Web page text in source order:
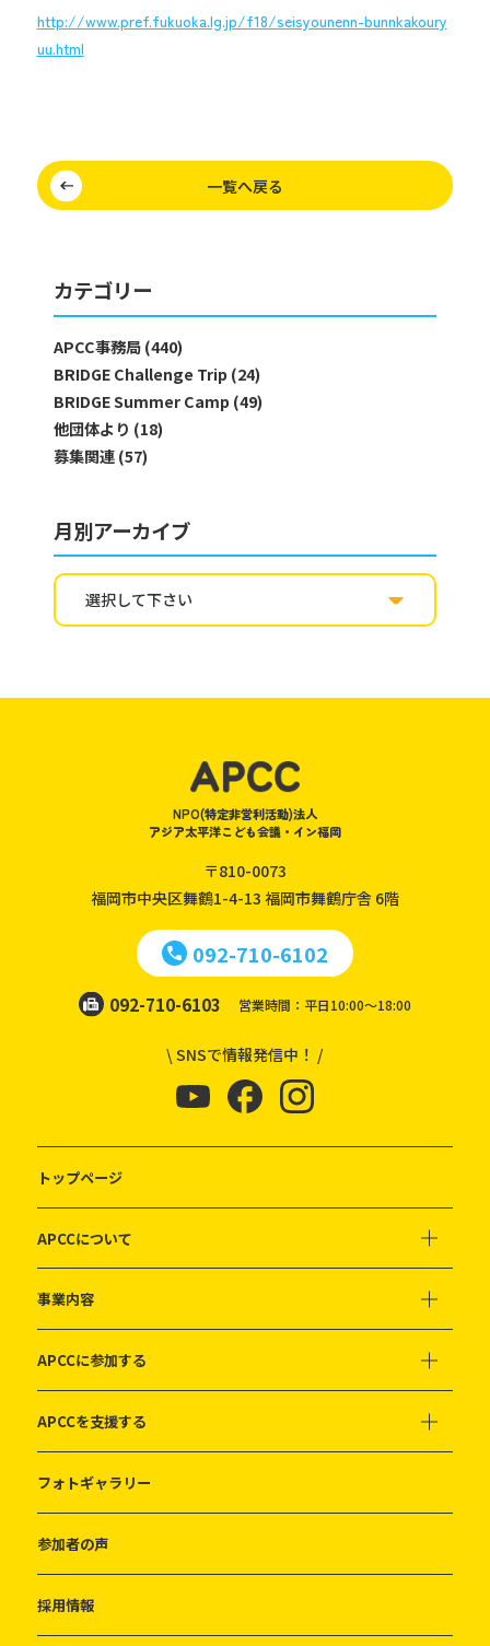
http://www.pref.fukuoka.lg.jp/f18/seisyounenn-bunnkakoury
uu.html
一覧へ戻る
カテゴリー
APCC事務局 (440)
BRIDGE Challenge Trip (24)
BRIDGE Summer Camp (49)
他団体より (18)
募集関連 (57)
月別アーカイブ
NPO(特定非営利活動)法人
アジア太平洋こども会議・イン福岡
〒810-0073
福岡市中央区舞鶴1-4-13 福岡市舞鶴庁舎 6階
092-710-6102
092-710-6103 営業時間：平日10:00～18:00
\ SNSで情報発信中！ /
トップページ
APCCについて
事業内容
APCCに参加する
APCCを支援する
フォトギャラリー
参加者の声
採用情報